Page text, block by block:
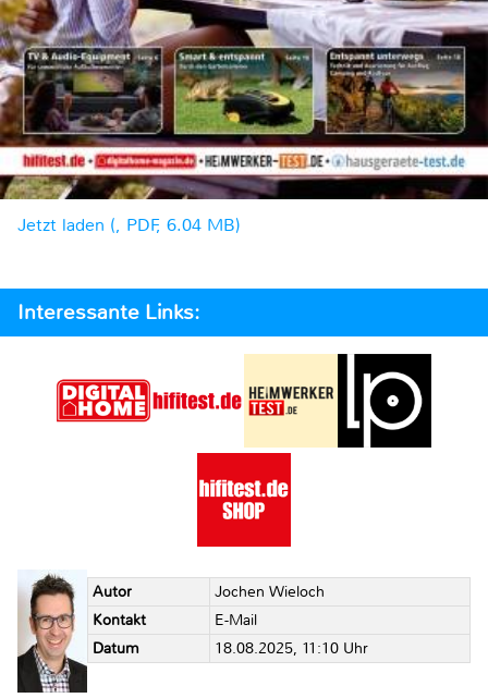
Jetzt laden (, PDF, 6.04 MB)
Interessante Links:
Autor
Jochen Wieloch
Kontakt
E-Mail
Datum
18.08.2025, 11:10 Uhr